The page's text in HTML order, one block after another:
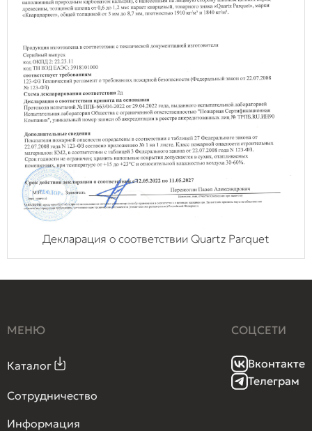
Декларация о соответствии Quartz Parquet
МЕНЮ
Каталог
Сотрудничество
Информация
СОЦСЕТИ
Вконтакте
Телеграм